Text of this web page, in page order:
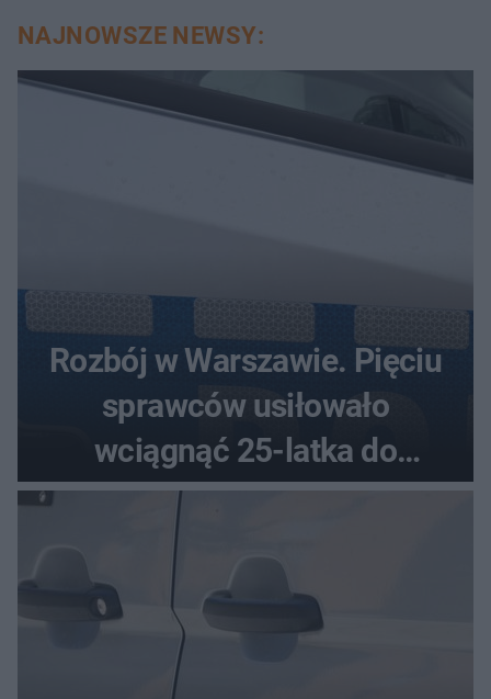
NAJNOWSZE NEWSY:
Rozbój w Warszawie. Pięciu
sprawców usiłowało
wciągnąć 25-latka do
samochodu